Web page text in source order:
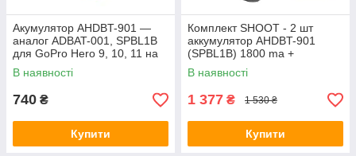
Акумулятор AHDBT-901 —
аналог ADBAT-001, SPBL1B
для GoPro Hero 9, 10, 11 на
1780 ma + бокс для
зберігання
В наявності
740 ₴
Купити
Комплект SHOOT - 2 шт
аккумулятор AHDBT-901
(SPBL1B) 1800 ma +
зарядное GoPro Hero 9, 10,
11 (код XTGP565)
В наявності
1 377 ₴ 1 530 ₴
Купити